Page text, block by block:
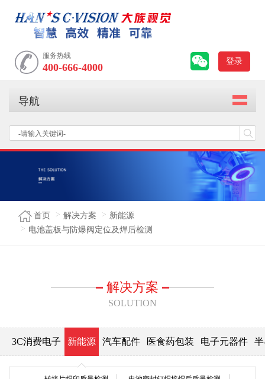
服务热线
400-666-4000
登录
导航
首页 解决方案
新能源
电池盖板与防爆阀定位及焊后检测
解决方案
SOLUTION
3C消费电子 新能源 汽车配件 医食药包装 电子元器件